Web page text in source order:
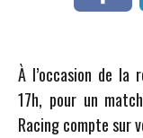
À l’occasion de la
17h, pour un
Racing compte sur